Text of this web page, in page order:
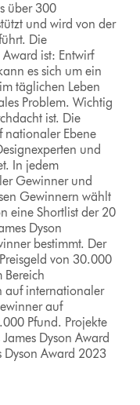
über 300
und wird von der
Die
ist: Entwirf
es sich um ein
täglichen Leben
Problem. Wichtig
ist. Die
nationaler Ebene
und
In jedem
Gewinner und
Gewinnern wählt
eine Shortlist der 20
Dyson
bestimmt. Der
von 30.000
Bereich
auf internationaler
auf
Pfund. Projekte
Dyson Award
Dyson Award 2023